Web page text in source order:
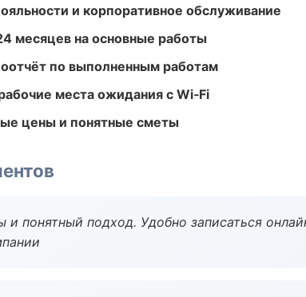
и корпоративное обслуживание
месяцев на основные работы
по выполненным работам
места ожидания с Wi‑Fi
цены и понятные сметы
понятный подход. Удобно записаться